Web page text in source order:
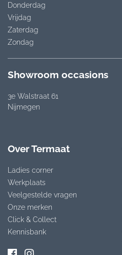
Donderdag
Vrijdag
Zaterdag
Zondag
Showroom occasions
3e Walstraat 61
Nijmegen
Over Termaat
Ladies corner
Werkplaats
Veelgestelde vragen
Onze merken
Click & Collect
Kennisbank